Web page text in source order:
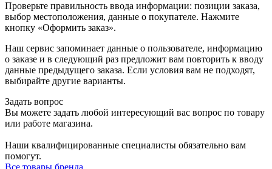
Проверьте правильность ввода информации: позиции заказа,
выбор местоположения, данные о покупателе. Нажмите
кнопку «Оформить заказ».
Наш сервис запоминает данные о пользователе, информацию
о заказе и в следующий раз предложит вам повторить к вводу
данные предыдущего заказа. Если условия вам не подходят,
выбирайте другие варианты.
Задать вопрос
Вы можете задать любой интересующий вас вопрос по товару
или работе магазина.
Наши квалифицированные специалисты обязательно вам
помогут.